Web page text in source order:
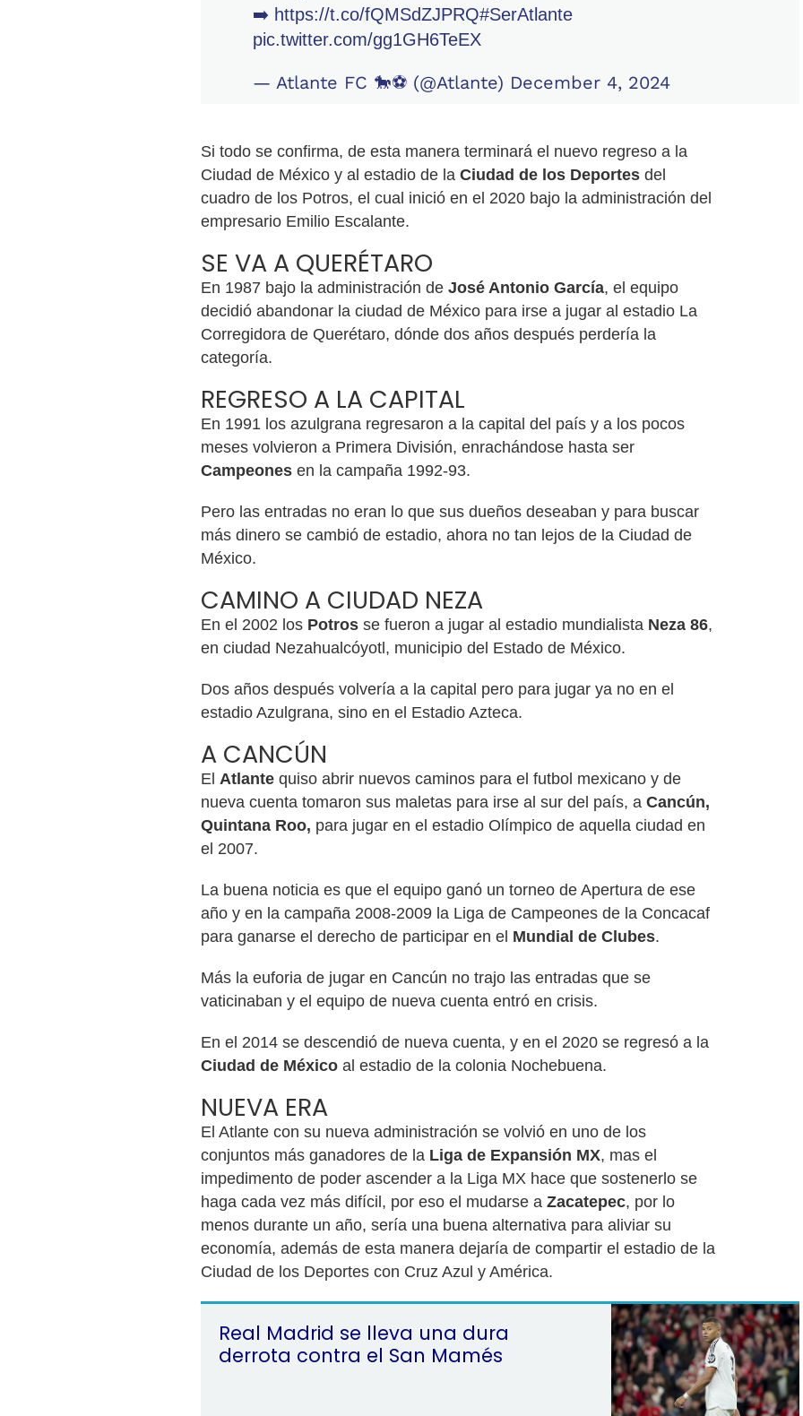
➡️ https://t.co/fQMSdZJPRQ#SerAtlante
pic.twitter.com/gg1GH6TeEX
— Atlante FC 🐎⚽️ (@Atlante) December 4, 2024
Si todo se confirma, de esta manera terminará el nuevo regreso a la
Ciudad de México y al estadio de la Ciudad de los Deportes del
cuadro de los Potros, el cual inició en el 2020 bajo la administración del
empresario Emilio Escalante.
SE VA A QUERÉTARO
En 1987 bajo la administración de José Antonio García, el equipo
decidió abandonar la ciudad de México para irse a jugar al estadio La
Corregidora de Querétaro, dónde dos años después perdería la
categoría.
REGRESO A LA CAPITAL
En 1991 los azulgrana regresaron a la capital del país y a los pocos
meses volvieron a Primera División, enrachándose hasta ser
Campeones en la campaña 1992-93.
Pero las entradas no eran lo que sus dueños deseaban y para buscar
más dinero se cambió de estadio, ahora no tan lejos de la Ciudad de
México.
CAMINO A CIUDAD NEZA
En el 2002 los Potros se fueron a jugar al estadio mundialista Neza 86,
en ciudad Nezahualcóyotl, municipio del Estado de México.
Dos años después volvería a la capital pero para jugar ya no en el
estadio Azulgrana, sino en el Estadio Azteca.
A CANCÚN
El Atlante quiso abrir nuevos caminos para el futbol mexicano y de
nueva cuenta tomaron sus maletas para irse al sur del país, a Cancún,
Quintana Roo, para jugar en el estadio Olímpico de aquella ciudad en
el 2007.
La buena noticia es que el equipo ganó un torneo de Apertura de ese
año y en la campaña 2008-2009 la Liga de Campeones de la Concacaf
para ganarse el derecho de participar en el Mundial de Clubes.
Más la euforia de jugar en Cancún no trajo las entradas que se
vaticinaban y el equipo de nueva cuenta entró en crisis.
En el 2014 se descendió de nueva cuenta, y en el 2020 se regresó a la
Ciudad de México al estadio de la colonia Nochebuena.
NUEVA ERA
El Atlante con su nueva administración se volvió en uno de los
conjuntos más ganadores de la Liga de Expansión MX, mas el
impedimento de poder ascender a la Liga MX hace que sostenerlo se
haga cada vez más difícil, por eso el mudarse a Zacatepec, por lo
menos durante un año, sería una buena alternativa para aliviar su
economía, además de esta manera dejaría de compartir el estadio de la
Ciudad de los Deportes con Cruz Azul y América.
Real Madrid se lleva una dura
derrota contra el San Mamés